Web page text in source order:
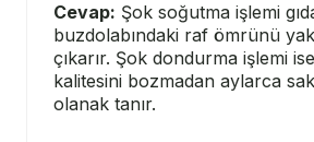
Cevap: Şok soğutma işlemi
buzdolabındaki raf ömrünü
çıkarır. Şok dondurma işlemi
kalitesini bozmadan aylarca
olanak tanır.